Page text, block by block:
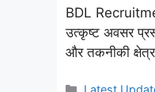
BDL
उत्कृष्ट अवसर
और तकनीकी
Categories
Latest